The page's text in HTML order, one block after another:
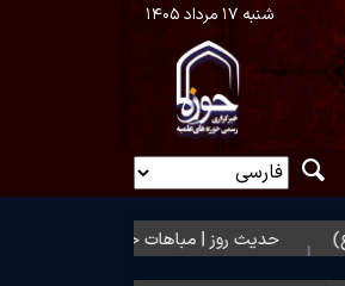
شنبه ۱۷ مرداد ۱۴۰۵
حدیث روز | مباهات خداوند به زائر امام حسین(ع)